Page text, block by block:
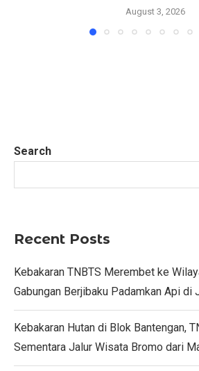
August 3, 2026
Search
Recent Posts
Kebakaran TNBTS Merembet ke
Gabungan Berjibaku Padamkan Api di
Kebakaran Hutan di Blok Bantengan,
Sementara Jalur Wisata Bromo dari